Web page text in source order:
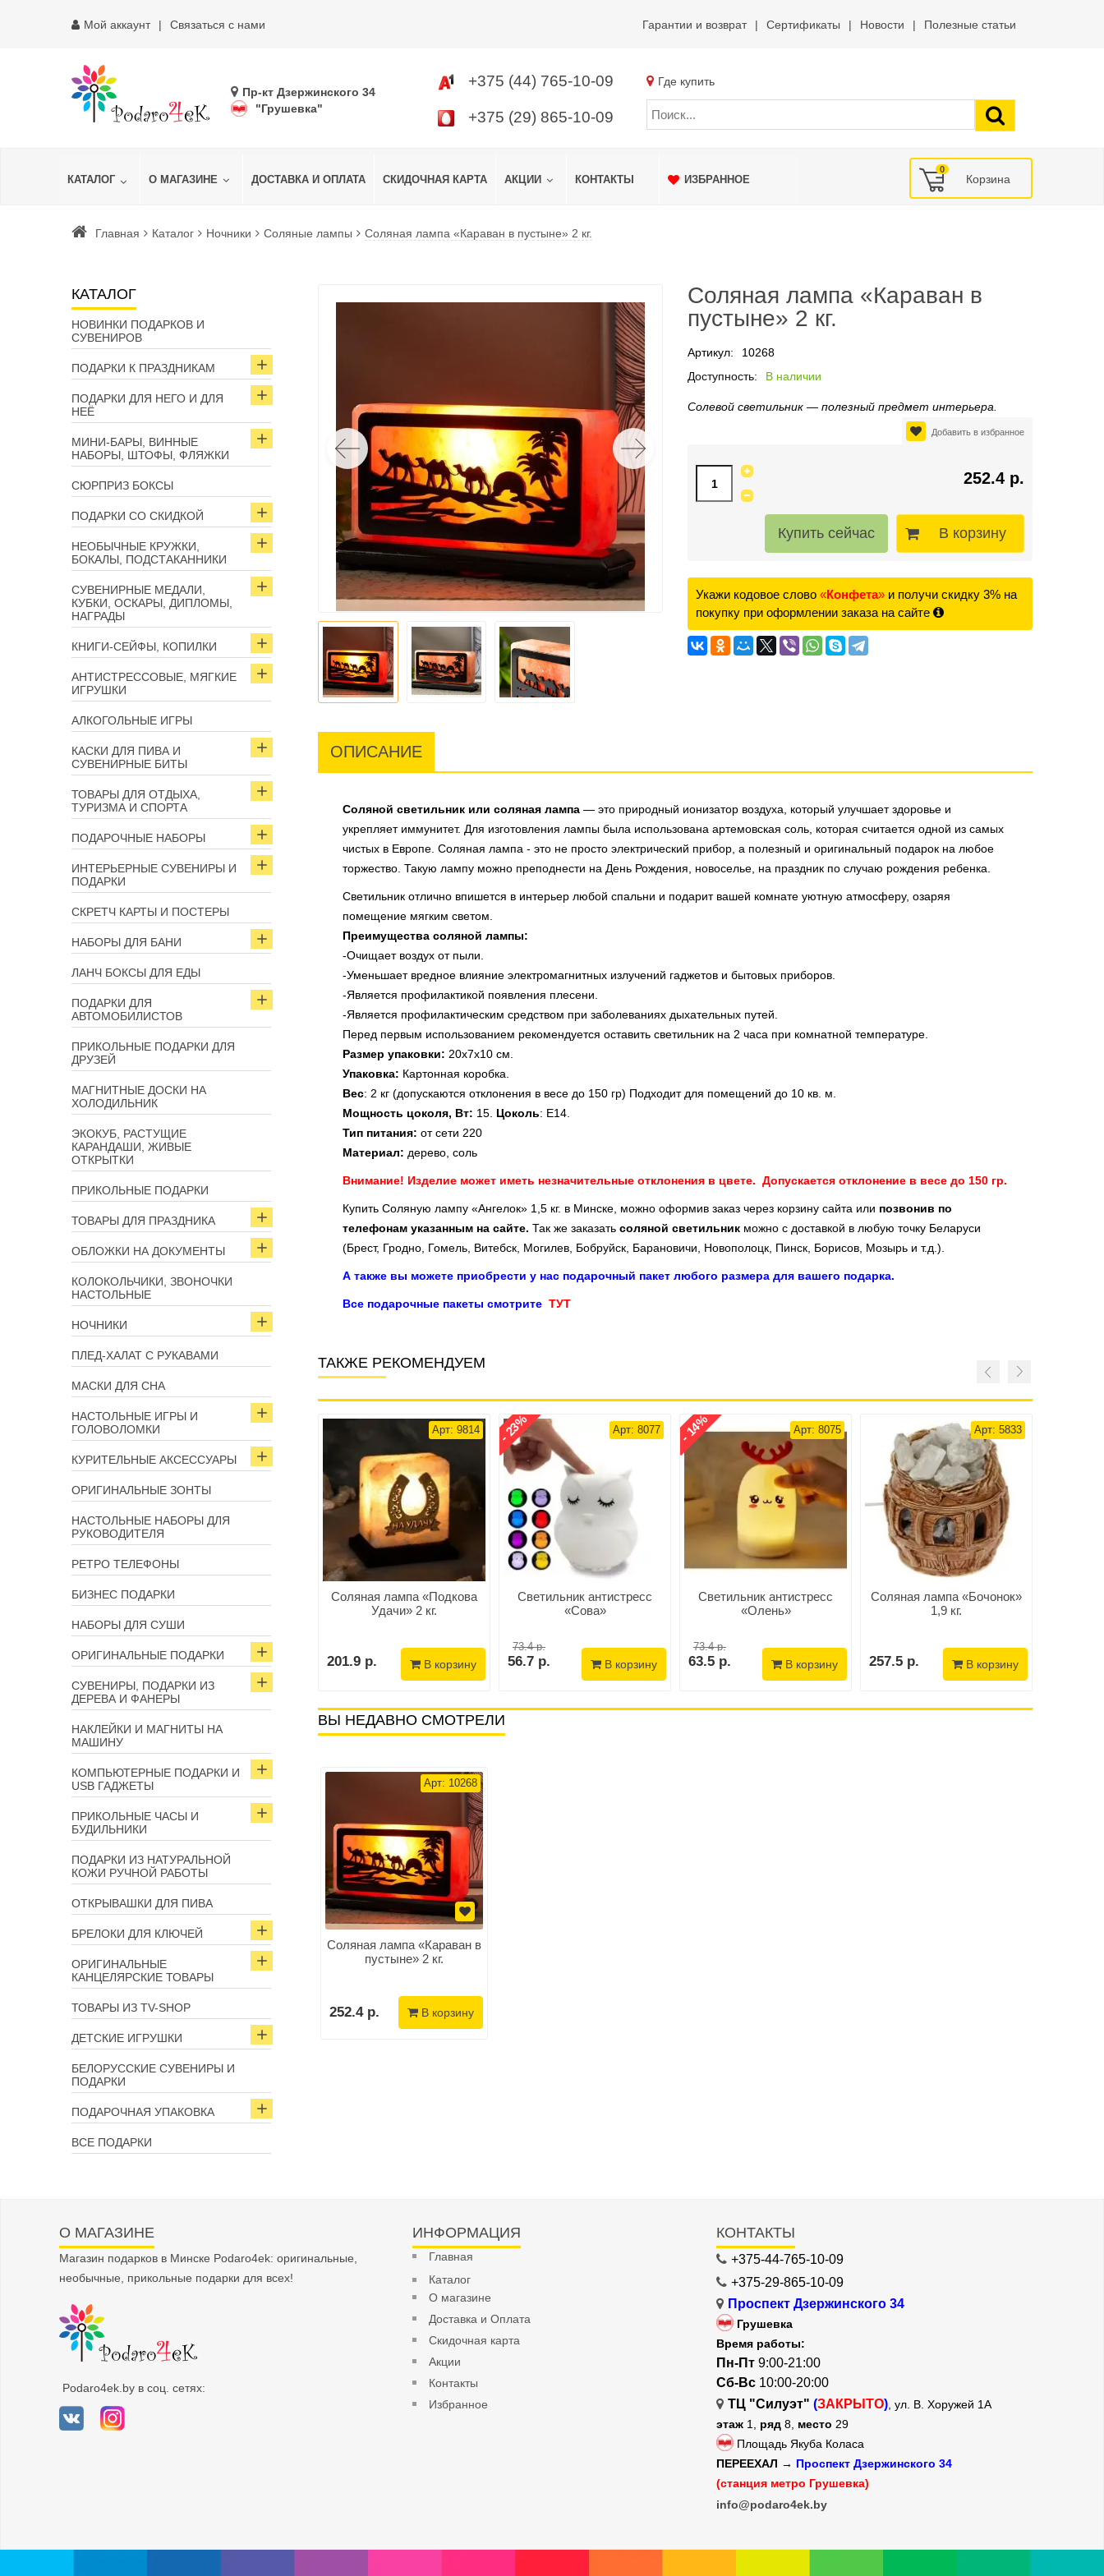
Мой аккаунт Связаться с нами Гарантии и возврат Сертификаты Новости Полезные статьи
Пр-кт Дзержинского 34
"Грушевка"
+375 (44) 765-10-09
+375 (29) 865-10-09
Где купить
КАТАЛОГ О МАГАЗИНЕ ДОСТАВКА И ОПЛАТА СКИДОЧНАЯ КАРТА АКЦИИ КОНТАКТЫ ИЗБРАННОЕ
0
Главная Каталог Ночники Соляные лампы Соляная лампа «Караван в пустыне» 2 кг.
КАТАЛОГ
НОВИНКИ ПОДАРКОВ И
СУВЕНИРОВ
ПОДАРКИ К ПРАЗДНИКАМ
ПОДАРКИ ДЛЯ НЕГО И ДЛЯ
НЕЁ
МИНИ-БАРЫ, ВИННЫЕ
НАБОРЫ, ШТОФЫ, ФЛЯЖКИ
СЮРПРИЗ БОКСЫ
ПОДАРКИ СО СКИДКОЙ
НЕОБЫЧНЫЕ КРУЖКИ,
БОКАЛЫ, ПОДСТАКАННИКИ
СУВЕНИРНЫЕ МЕДАЛИ,
КУБКИ, ОСКАРЫ, ДИПЛОМЫ,
НАГРАДЫ
КНИГИ-СЕЙФЫ, КОПИЛКИ
АНТИСТРЕССОВЫЕ, МЯГКИЕ
ИГРУШКИ
АЛКОГОЛЬНЫЕ ИГРЫ
КАСКИ ДЛЯ ПИВА И
СУВЕНИРНЫЕ БИТЫ
ТОВАРЫ ДЛЯ ОТДЫХА,
ТУРИЗМА И СПОРТА
ПОДАРОЧНЫЕ НАБОРЫ
ИНТЕРЬЕРНЫЕ СУВЕНИРЫ И
ПОДАРКИ
СКРЕТЧ КАРТЫ И ПОСТЕРЫ
НАБОРЫ ДЛЯ БАНИ
ЛАНЧ БОКСЫ ДЛЯ ЕДЫ
ПОДАРКИ ДЛЯ
АВТОМОБИЛИСТОВ
ПРИКОЛЬНЫЕ ПОДАРКИ ДЛЯ
ДРУЗЕЙ
МАГНИТНЫЕ ДОСКИ НА
ХОЛОДИЛЬНИК
ЭКОКУБ, РАСТУЩИЕ
КАРАНДАШИ, ЖИВЫЕ
ОТКРЫТКИ
ПРИКОЛЬНЫЕ ПОДАРКИ
ТОВАРЫ ДЛЯ ПРАЗДНИКА
ОБЛОЖКИ НА ДОКУМЕНТЫ
КОЛОКОЛЬЧИКИ, ЗВОНОЧКИ
НАСТОЛЬНЫЕ
НОЧНИКИ
ПЛЕД-ХАЛАТ С РУКАВАМИ
МАСКИ ДЛЯ СНА
НАСТОЛЬНЫЕ ИГРЫ И
ГОЛОВОЛОМКИ
КУРИТЕЛЬНЫЕ АКСЕССУАРЫ
ОРИГИНАЛЬНЫЕ ЗОНТЫ
НАСТОЛЬНЫЕ НАБОРЫ ДЛЯ
РУКОВОДИТЕЛЯ
РЕТРО ТЕЛЕФОНЫ
БИЗНЕС ПОДАРКИ
НАБОРЫ ДЛЯ СУШИ
ОРИГИНАЛЬНЫЕ ПОДАРКИ
СУВЕНИРЫ, ПОДАРКИ ИЗ
ДЕРЕВА И ФАНЕРЫ
НАКЛЕЙКИ И МАГНИТЫ НА
МАШИНУ
КОМПЬЮТЕРНЫЕ ПОДАРКИ И
USB ГАДЖЕТЫ
ПРИКОЛЬНЫЕ ЧАСЫ И
БУДИЛЬНИКИ
ПОДАРКИ ИЗ НАТУРАЛЬНОЙ
КОЖИ РУЧНОЙ РАБОТЫ
ОТКРЫВАШКИ ДЛЯ ПИВА
БРЕЛОКИ ДЛЯ КЛЮЧЕЙ
ОРИГИНАЛЬНЫЕ
КАНЦЕЛЯРСКИЕ ТОВАРЫ
ТОВАРЫ ИЗ TV-SHOP
ДЕТСКИЕ ИГРУШКИ
БЕЛОРУССКИЕ СУВЕНИРЫ И
ПОДАРКИ
ПОДАРОЧНАЯ УПАКОВКА
ВСЕ ПОДАРКИ
Соляная лампа «Караван в
пустыне» 2 кг.
Артикул:
10268
Доступность:
В наличии
Солевой светильник — полезный предмет интерьера.
Добавить в избранное
252.4 р.
В корзину
Укажи кодовое слово «Конфета» и получи скидку 3% на
покупку при оформлении заказа на сайте
ОПИСАНИЕ
Соляной светильник или соляная лампа — это природный ионизатор воздуха, который улучшает здоровье и
укрепляет иммунитет. Для изготовления лампы была использована артемовская соль, которая считается одной из самых
чистых в Европе. Соляная лампа - это не просто электрический прибор, а полезный и оригинальный подарок на любое
торжество. Такую лампу можно преподнести на День Рождения, новоселье, на праздник по случаю рождения ребенка.
Светильник отлично впишется в интерьер любой спальни и подарит вашей комнате уютную атмосферу, озаряя
помещение мягким светом.
Преимущества соляной лампы:
-Очищает воздух от пыли.
-Уменьшает вредное влияние электромагнитных излучений гаджетов и бытовых приборов.
-Является профилактикой появления плесени.
-Является профилактическим средством при заболеваниях дыхательных путей.
Перед первым использованием рекомендуется оставить светильник на 2 часа при комнатной температуре.
Размер упаковки: 20х7х10 см.
Упаковка: Картонная коробка.
Вес: 2 кг (допускаются отклонения в весе до 150 гр) Подходит для помещений до 10 кв. м.
Мощность цоколя, Вт: 15. Цоколь: E14.
Тип питания: от сети 220
Материал: дерево, соль
Внимание! Изделие может иметь незначительные отклонения в цвете. Допускается отклонение в весе до 150 гр.
Купить Соляную лампу «Ангелок» 1,5 кг. в Минске, можно оформив заказ через корзину сайта или позвонив по
телефонам указанным на сайте. Так же заказать соляной светильник можно с доставкой в любую точку Беларуси
(Брест, Гродно, Гомель, Витебск, Могилев, Бобруйск, Барановичи, Новополоцк, Пинск, Борисов, Мозырь и т.д.).
А также вы можете приобрести у нас подарочный пакет любого размера для вашего подарка.
Все подарочные пакеты смотрите ТУТ
ТАКЖЕ РЕКОМЕНДУЕМ
Арт: 6234
фиолетовая 35
В корзину
светильник «Лампочка»
11.2 р.
Арт: 9814
Соляная лампа «Подкова
Удачи» 2 кг.
201.9 р. В корзину
Арт: 8077
Светильник антистресс
«Сова»
73.4 р.
56.7 р.
- 23%
В корзину
Арт: 8075
Светильник антистресс
«Олень»
73.4 р.
63.5 р.
- 14%
В корзину
Арт: 5833
Соляная лампа «Бочонок»
1,9 кг.
257.5 р. В корзину
ВЫ НЕДАВНО СМОТРЕЛИ
Арт: 10268
Соляная лампа «Караван в
пустыне» 2 кг.
252.4 р. В корзину
О МАГАЗИНЕ
Магазин подарков в Минске Podaro4ek: оригинальные,
необычные, прикольные подарки для всех!
Podaro4ek.by в соц. сетях:
ИНФОРМАЦИЯ
Главная
Каталог
О магазине
Доставка и Оплата
Скидочная карта
Акции
Контакты
Избранное
КОНТАКТЫ
+375-44-765-10-09
+375-29-865-10-09
Проспект Дзержинского 34
Грушевка
Время работы:
Пн-Пт 9:00-21:00
Сб-Вс 10:00-20:00
ТЦ "Силуэт" (ЗАКРЫТО) , ул. В. Хоружей 1А
этаж 1, ряд 8, место 29
Площадь Якуба Коласа
ПЕРЕЕХАЛ → Проспект Дзержинского 34
(станция метро Грушевка)
info@podaro4ek.by